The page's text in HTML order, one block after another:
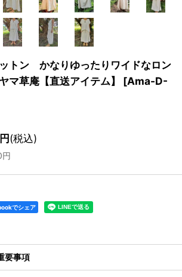
トン かなりゆったりワイドなロン
草庵【直送アイテム】
[Ama-D-
円(税込)
円
でシェア
要事項